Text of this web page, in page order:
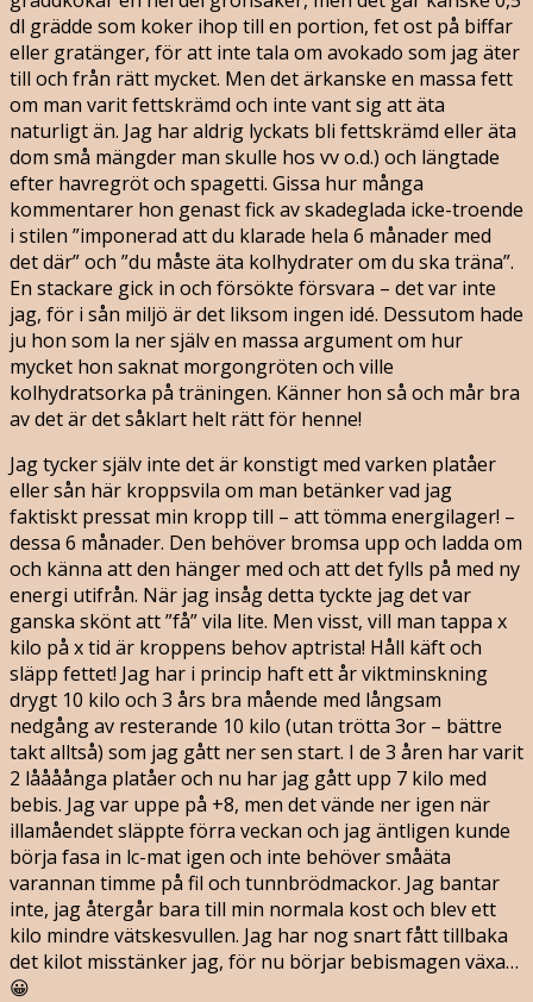
dl grädde som koker ihop till en portion, fet ost på biffar
eller gratänger, för att inte tala om avokado som jag äter
till och från rätt mycket. Men det ärkanske en massa fett
om man varit fettskrämd och inte vant sig att äta
naturligt än. Jag har aldrig lyckats bli fettskrämd eller äta
dom små mängder man skulle hos vv o.d.) och längtade
efter havregröt och spagetti. Gissa hur många
kommentarer hon genast fick av skadeglada icke-troende
i stilen ”imponerad att du klarade hela 6 månader med
det där” och ”du måste äta kolhydrater om du ska träna”.
En stackare gick in och försökte försvara – det var inte
jag, för i sån miljö är det liksom ingen idé. Dessutom hade
ju hon som la ner själv en massa argument om hur
mycket hon saknat morgongröten och ville
kolhydratsorka på träningen. Känner hon så och mår bra
av det är det såklart helt rätt för henne!
Jag tycker själv inte det är konstigt med varken platåer
eller sån här kroppsvila om man betänker vad jag
faktiskt pressat min kropp till – att tömma energilager! –
dessa 6 månader. Den behöver bromsa upp och ladda om
och känna att den hänger med och att det fylls på med ny
energi utifrån. När jag insåg detta tyckte jag det var
ganska skönt att ”få” vila lite. Men visst, vill man tappa x
kilo på x tid är kroppens behov aptrista! Håll käft och
släpp fettet! Jag har i princip haft ett år viktminskning
drygt 10 kilo och 3 års bra mående med långsam
nedgång av resterande 10 kilo (utan trötta 3or – bättre
takt alltså) som jag gått ner sen start. I de 3 åren har varit
2 låååånga platåer och nu har jag gått upp 7 kilo med
bebis. Jag var uppe på +8, men det vände ner igen när
illamåendet släppte förra veckan och jag äntligen kunde
börja fasa in lc-mat igen och inte behöver småäta
varannan timme på fil och tunnbrödmackor. Jag bantar
inte, jag återgår bara till min normala kost och blev ett
kilo mindre vätskesvullen. Jag har nog snart fått tillbaka
det kilot misstänker jag, för nu börjar bebismagen växa…
😀